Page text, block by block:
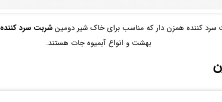
کننده همزن دار که مناسب برای خاک شیر دومین شربت سرد کننده
بهشت و انواع آبمیوه‌ جات هستند.